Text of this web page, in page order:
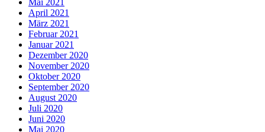
Mai 2021
April 2021
März 2021
Februar 2021
Januar 2021
Dezember 2020
November 2020
Oktober 2020
September 2020
August 2020
Juli 2020
Juni 2020
Mai 2020